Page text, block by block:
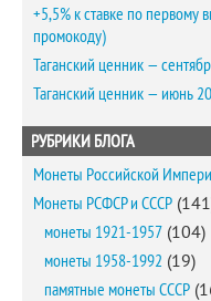
+5,5% к ставке по первому
промокоду)
Таганский ценник —
Таганский ценник — июнь
РУБРИКИ БЛОГА
Монеты Российской
Монеты РСФСР и СССР
монеты 1921-1957 (104)
монеты 1958-1992 (19)
памятные монеты СССР